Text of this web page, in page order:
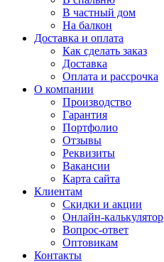
В частный дом
На балкон
Доставка и оплата
Как сделать заказ
Доставка
Оплата и рассрочка
О компании
Производство
Гарантия
Портфолио
Отзывы
Реквизиты
Вакансии
Карта сайта
Клиентам
Скидки и акции
Онлайн-калькулятор
Вопрос-ответ
Оптовикам
Контакты